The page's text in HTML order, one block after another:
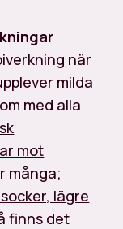
när
milda
med alla
mot
många;
lägre
finns det